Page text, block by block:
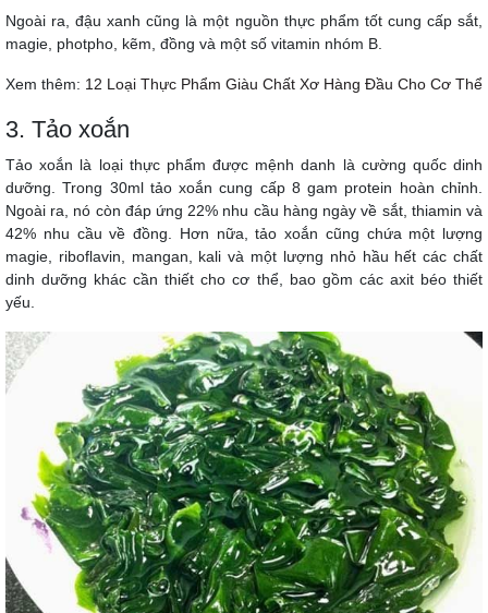
Ngoài ra, đậu xanh cũng là một nguồn thực phẩm tốt cung cấp sắt,
magie, photpho, kẽm, đồng và một số vitamin nhóm B.
Xem thêm: 12 Loại Thực Phẩm Giàu Chất Xơ Hàng Đầu Cho Cơ Thể
3. Tảo xoắn
Tảo xoắn là loại thực phẩm được mệnh danh là cường quốc dinh
dưỡng. Trong 30ml tảo xoắn cung cấp 8 gam protein hoàn chỉnh.
Ngoài ra, nó còn đáp ứng 22% nhu cầu hàng ngày về sắt, thiamin và
42% nhu cầu về đồng. Hơn nữa, tảo xoắn cũng chứa một lượng
magie, riboflavin, mangan, kali và một lượng nhỏ hầu hết các chất
dinh dưỡng khác cần thiết cho cơ thể, bao gồm các axit béo thiết
yếu.